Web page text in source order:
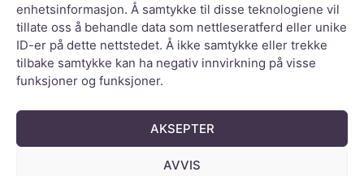
enhetsinformasjon. Å samtykke til disse teknologiene vil
tillate oss å behandle data som nettleseratferd eller unike
ID-er på dette nettstedet. Å ikke samtykke eller trekke
tilbake samtykke kan ha negativ innvirkning på visse
funksjoner og funksjoner.
AKSEPTER
AVVIS
ARENAPARTNER